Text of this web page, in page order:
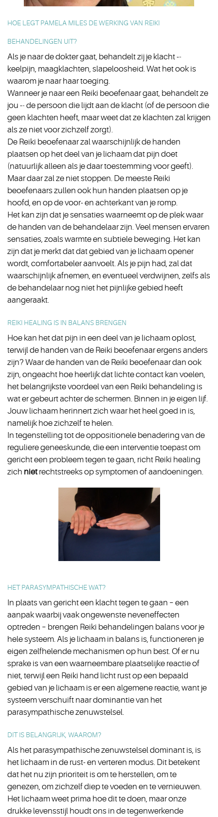
HOE LEGT PAMELA MILES DE WERKING VAN REIKI
BEHANDELINGEN UIT?
Als je naar de dokter gaat, behandelt zij je klacht -­‐
keelpijn, maagklachten, slapeloosheid. Wat het ook is
waarom je naar haar toeging.
Wanneer je naar een Reiki beoefenaar gaat, behandelt ze
jou -­‐ de persoon die lijdt aan de klacht (of de persoon die
geen klachten heeft, maar weet dat ze klachten zal krijgen
als ze niet voor zichzelf zorgt).
De Reiki beoefenaar zal waarschijnlijk de handen
plaatsen op het deel van je lichaam dat pijn doet
(natuurlijk alleen als je daar toestemming voor geeft).
Maar daar zal ze niet stoppen. De meeste Reiki
beoefenaars zullen ook hun handen plaatsen op je
hoofd, en op de voor- en achterkant van je romp.
Het kan zijn dat je sensaties waarneemt op de plek waar
de handen van de behandelaar zijn. Veel mensen ervaren
sensaties, zoals warmte en subtiele beweging. Het kan
zijn dat je merkt dat dat gebied van je lichaam opener
wordt, comfortabeler aanvoelt. Als je pijn had, zal dat
waarschijnlijk afnemen, en eventueel verdwijnen, zelfs als
de behandelaar nog niet het pijnlijke gebied heeft
aangeraakt.
REIKI HEALING IS IN BALANS BRENGEN
Hoe kan het dat pijn in een deel van je lichaam oplost,
terwijl de handen van de Reiki beoefenaar ergens anders
zijn? Waar de handen van de Reiki beoefenaar dan ook
zijn, ongeacht hoe heerlijk dat lichte contact kan voelen,
het belangrijkste voordeel van een Reiki behandeling is
wat er gebeurt achter de schermen. Binnen in je eigen lijf.
Jouw lichaam herinnert zich waar het heel goed in is,
namelijk hoe zichzelf te helen.
In tegenstelling tot de oppositionele benadering van de
reguliere geneeskunde, die een interventie toepast om
gericht een probleem tegen te gaan, richt Reiki healing
zich niet rechtstreeks op symptomen of aandoeningen.
HET PARASYMPATHISCHE WAT?
In plaats van gericht een klacht tegen te gaan – een
aanpak waarbij vaak ongewenste neveneffecten
optreden – brengen Reiki behandelingen balans voor je
hele systeem. Als je lichaam in balans is, functioneren je
eigen zelfhelende mechanismen op hun best. Of er nu
sprake is van een waarneembare plaatselijke reactie of
niet, terwijl een Reiki hand licht rust op een bepaald
gebied van je lichaam is er een algemene reactie, want je
systeem verschuift naar dominantie van het
parasympathische zenuwstelsel.
DIT IS BELANGRIJK, WAAROM?
Als het parasympathische zenuwstelsel dominant is, is
het lichaam in de rust-­ en verteren modus. Dit betekent
dat het nu zijn prioriteit is om te herstellen, om te
genezen, om zichzelf diep te voeden en te vernieuwen.
Het lichaam weet prima hoe dit te doen, maar onze
drukke levensstijl houdt ons in de tegenwerkende